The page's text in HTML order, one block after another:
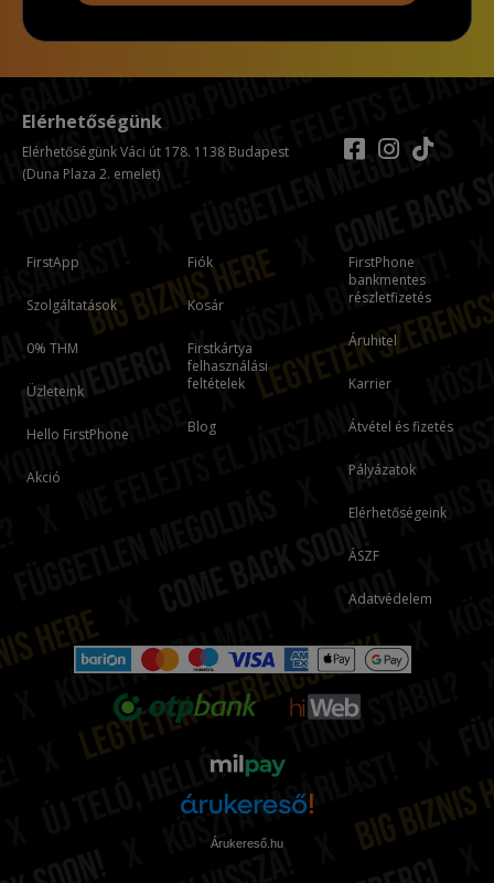
FirstApp
Szolgáltatások
0% THM
Üzleteink
Hello FirstPhone
Akció
Fiók
Kosár
Firstkártya
felhasználási
feltételek
Blog
FirstPhone
bankmentes
részletfizetés
Áruhitel
Karrier
Átvétel és fizetés
Pályázatok
Elérhetőségeink
ÁSZF
Adatvédelem
Elérhetőségünk
Elérhetőségünk Váci út 178. 1138 Budapest
(Duna Plaza 2. emelet)
Árukereső.hu